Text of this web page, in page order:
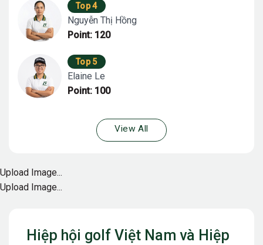
Hiệp hội golf Việt Nam và Hiệp
Top 4
Nguyễn Thị Hồng
Point: 120
Top 5
Elaine Le
Point: 100
View All
Upload Image...
Upload Image...